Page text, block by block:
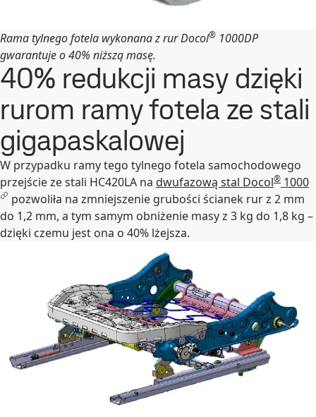
Rama tylnego fotela wykonana z rur Docol® 1000DP
gwarantuje o 40% niższą masę.
40% redukcji masy dzięki
rurom ramy fotela ze stali
gigapaskalowej
W przypadku ramy tego tylnego fotela samochodowego
przejście ze stali HC420LA na dwufazową stal Docol® 1000
pozwoliła na zmniejszenie grubości ścianek rur z 2 mm
do 1,2 mm, a tym samym obniżenie masy z 3 kg do 1,8 kg –
dzięki czemu jest ona o 40% lżejsza.